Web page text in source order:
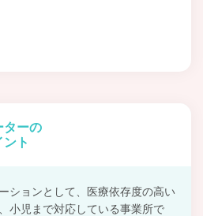
ターの
ト
ションとして、医療依存度の高い
小児まで対応している事業所で